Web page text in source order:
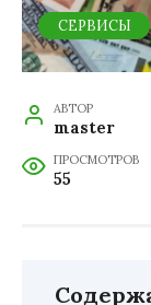
СЕРВИСЫ
АВТОР
master
ПРОСМОТРОВ
55